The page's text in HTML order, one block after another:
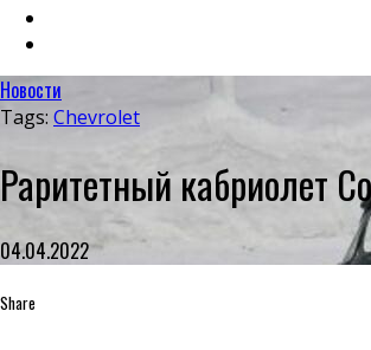
Новости
Tags: Chevrolet
Раритетный кабриолет
04.04.2022
Share